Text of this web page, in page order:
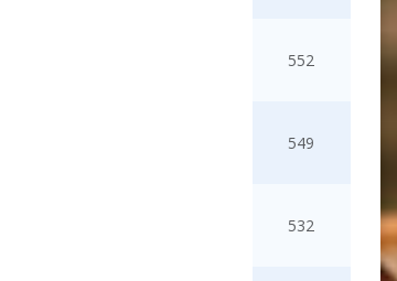
552
549
532